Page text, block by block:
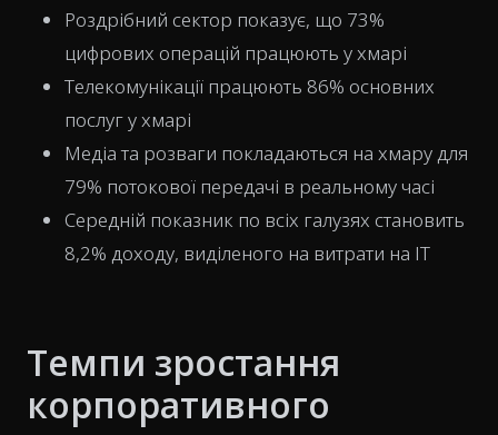
Роздрібний сектор показує, що 73%
цифрових операцій працюють у хмарі
Телекомунікації працюють 86% основних
послуг у хмарі
Медіа та розваги покладаються на хмару для
79% потокової передачі в реальному часі
Середній показник по всіх галузях становить
8,2% доходу, виділеного на витрати на ІТ
Темпи зростання
корпоративного